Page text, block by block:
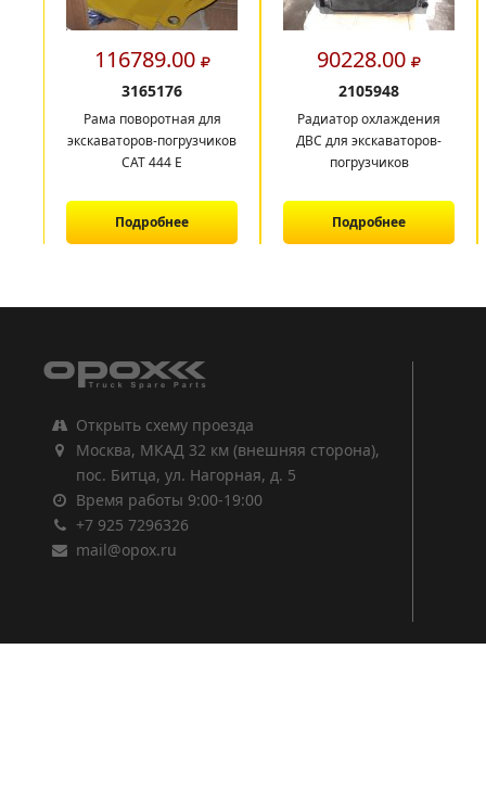
116789.00
3165176
Рама поворотная для
экскаваторов-погрузчиков
САТ 444 E
Подробнее
90228.00
2105948
Радиатор охлаждения
ДВС для экскаваторов-
погрузчиков
Подробнее
Открыть схему проезда
Москва, МКАД 32 км (внешняя сторона),
пос. Битца, ул. Нагорная, д. 5
Время работы 9:00-19:00
+7 925 7296326
mail@opox.ru